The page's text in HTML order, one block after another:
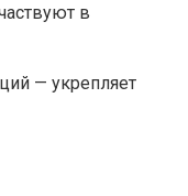
в
— укрепляет